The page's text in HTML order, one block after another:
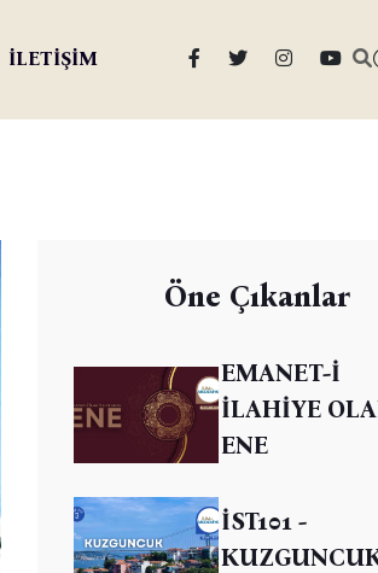
İLETİŞİM
Öne Çıkanlar
EMANET-İ
İLAHİYE
ENE
İST101 -